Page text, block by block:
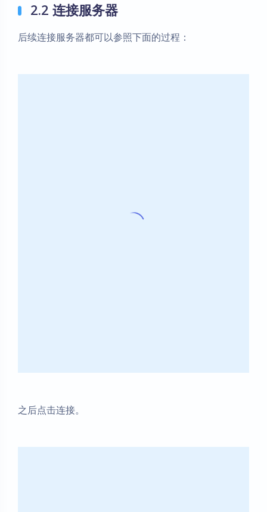
2.2 连接服务器
后续连接服务器都可以参照下面的过程：
之后点击连接。